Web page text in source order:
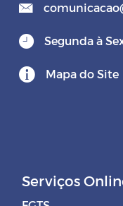
Segunda à
Mapa do Site
Serviços